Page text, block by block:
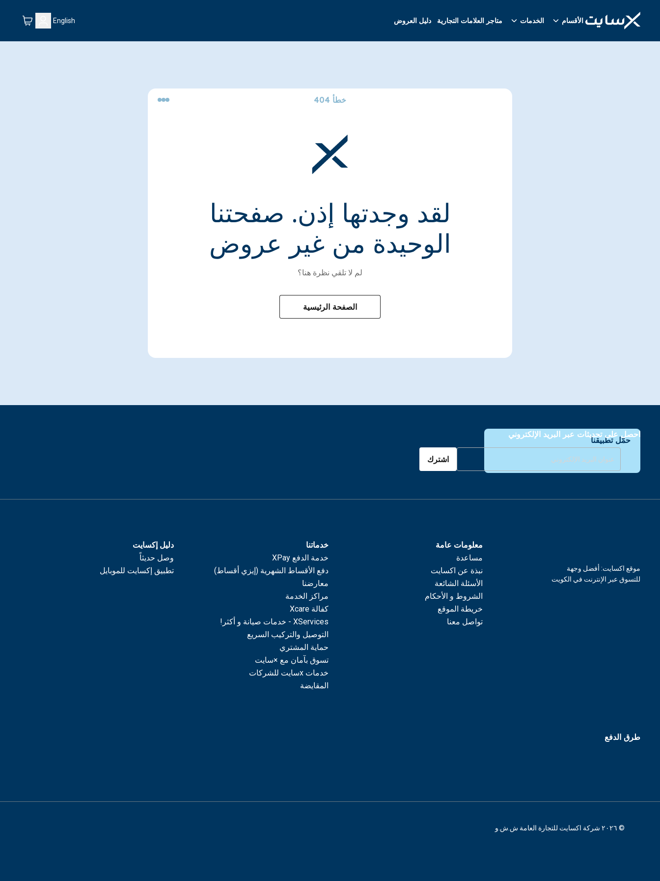
الأقسام الخدمات متاجر العلامات التجارية دليل العروض English
خطأ 404
لقد وجدتها إذن. صفحتنا
الوحيدة من غير عروض
لم لا تلقي نظرة هنا؟
الصفحة الرئيسية
حمّل تطبيقنا
احصل على تحديثات عبر البريد الإلكتروني
اشترك
معلومات عامة
مساعدة
نبذة عن اكسايت
الأسئلة الشائعة
الشروط و الأحكام
خريطة الموقع
تواصل معنا
خدماتنا
خدمة الدفع XPay
دفع الأقساط الشهرية (إيزي أقساط)
معارضنا
مراكز الخدمة
كفالة Xcare
XServices - خدمات صيانة و أكثر!
التوصيل والتركيب السريع
حماية المشتري
تسوق بآمان مع ×سايت
خدمات xسايت للشركات
المقايضة
دليل إكسايت
وصل حديثاً
تطبيق إكسايت للموبايل
موقع اكسايت: أفضل وجهة
للتسوق عبر الإنترنت في الكويت
طرق الدفع
© ٢٠٢٦ شركة اكسايت للتجارة العامة ش.ش.و